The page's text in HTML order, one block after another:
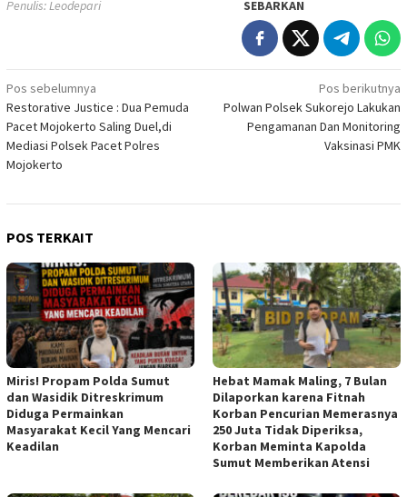
Penulis: Leodepari SEBARKAN
Navigasi
pos
Pos sebelumnya
Restorative Justice : Dua Pemuda
Pacet Mojokerto Saling Duel,di
Mediasi Polsek Pacet Polres
Mojokerto
Pos berikutnya
Polwan Polsek Sukorejo Lakukan
Pengamanan Dan Monitoring
Vaksinasi PMK
POS TERKAIT
Miris! Propam Polda Sumut
dan Wasidik Ditreskrimum
Diduga Permainkan
Masyarakat Kecil Yang Mencari
Keadilan
Hebat Mamak Maling, 7 Bulan
Dilaporkan karena Fitnah
Korban Pencurian Memerasnya
250 Juta Tidak Diperiksa,
Korban Meminta Kapolda
Sumut Memberikan Atensi